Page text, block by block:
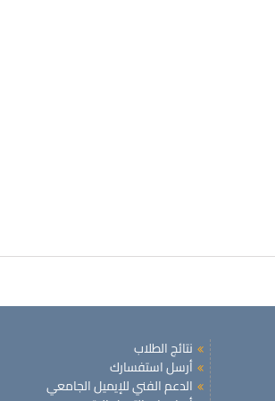
نتائج الطلاب
أرسل استفسارك
الدعم الفني للإيميل الجامعي